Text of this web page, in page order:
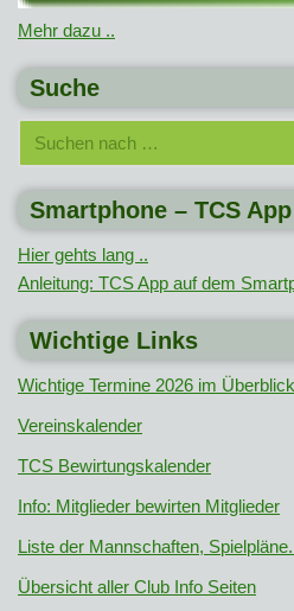
Mehr dazu ..
Suche
Smartphone – TCS App
Hier gehts lang ..
Anleitung: TCS App auf dem
Wichtige Links
Wichtige Termine 2026 im Überblick
Vereinskalender
TCS Bewirtungskalender
Info: Mitglieder bewirten Mitglieder
Liste der Mannschaften,
Übersicht aller Club Info Seiten